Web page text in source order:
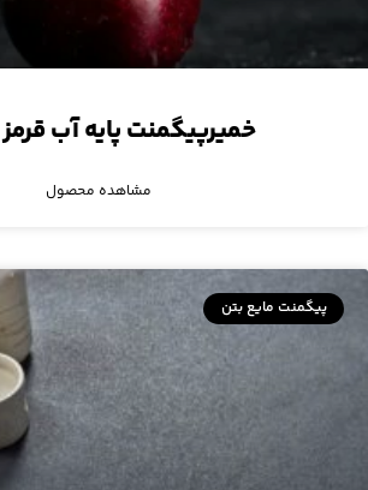
خمیرپیگمنت پایه آب قرمز ۱۴۸۴
مشاهده محصول
پیگمنت مایع بتن